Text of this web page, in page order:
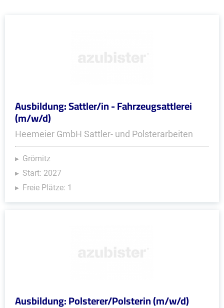
Ausbildung: Sattler/in - Fahrzeugsattlerei
(m/w/d)
Heemeier GmbH Sattler- und Polsterarbeiten
Grömitz
Start: 2027
Freie Plätze: 1
Ausbildung: Polsterer/Polsterin (m/w/d)